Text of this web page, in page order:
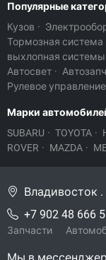
Популярные
Кузов ·
Тормозная система
выхлопная системы
Автосвет ·
Рулевое управление
Марки
SUBARU · TOYOTA ·
ROVER · MAZDA ·
Владивосток
+7 902 48 666
Запчасти